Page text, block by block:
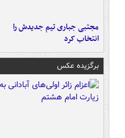
مجتبی جباری تیم جدیدش را
انتخاب کرد
برگزیده عکس